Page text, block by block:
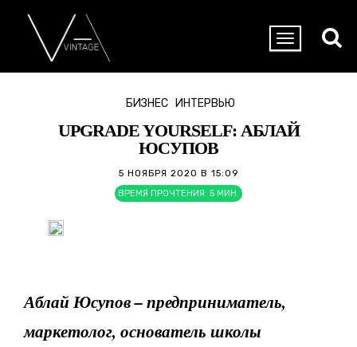
БИЗНЕС ИНТЕРВЬЮ
UPGRADE YOURSELF: АБЛАЙ
ЮСУПОВ
5 НОЯБРЯ 2020 В 15:09
ВРЕМЯ ПРОЧТЕНИЯ: 5 МИН.
Аблай Юсупов – предприниматель,
маркетолог, основатель школы